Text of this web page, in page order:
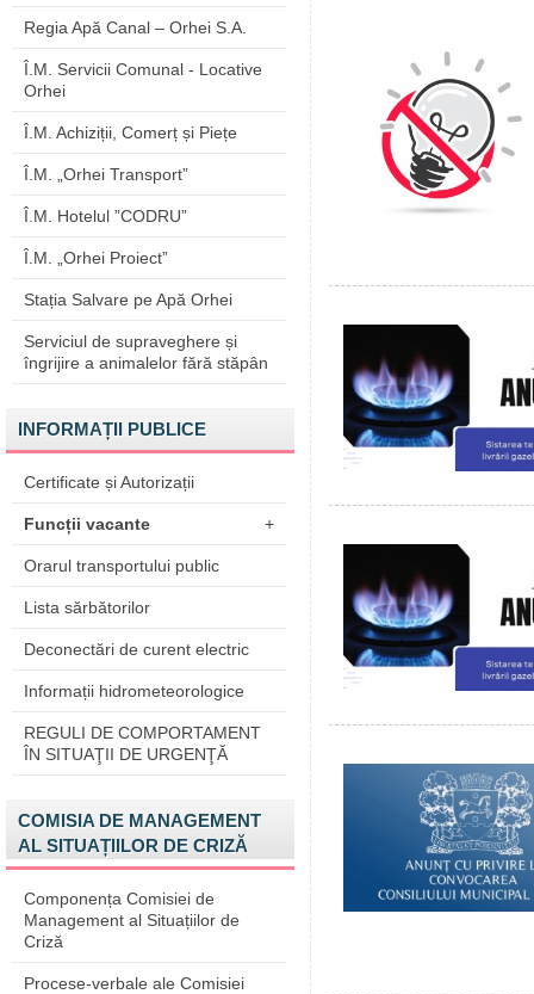
Regia Apă Canal – Orhei S.A.
Î.M. Servicii Comunal - Locative
Orhei
Î.M. Achiziții, Comerț și Piețe
Î.M. „Orhei Transport”
Î.M. Hotelul ”CODRU”
Î.M. „Orhei Proiect”
Stația Salvare pe Apă Orhei
Serviciul de supraveghere și
îngrijire a animalelor fără stăpân
INFORMAȚII PUBLICE
Certificate și Autorizații
Funcții vacante +
Orarul transportului public
Lista sărbătorilor
Deconectări de curent electric
Informații hidrometeorologice
REGULI DE COMPORTAMENT
ÎN SITUAŢII DE URGENŢĂ
COMISIA DE MANAGEMENT
AL SITUAȚIILOR DE CRIZĂ
Componența Comisiei de
Management al Situațiilor de
Criză
Procese-verbale ale Comisiei